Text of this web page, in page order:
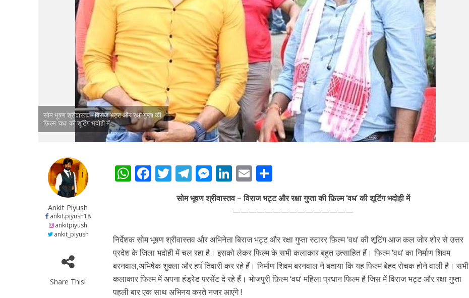
नेहा म्यूजिक वर्ल्ड पर रिलीज हुआ भोजपुरी गीत जिंदगी जियल छोड़ देहब, दर्शकों का मिल रहा भरपूर प्यार
सोम भूषण श्रीवास्तव - विराज भट्ट और रक्षा गुप्ता की
फ़िल्म 'वध' की शूटिंग भदोही में
Ankit Piyush
ankit.piyush18
ankitpiyush
ankit_piyush
Share This!
W
A
p
p
F
o
o
k
T
w
itt
T
e
a
m
M
e
ss
n
g
er
Li
k
dI
n
E
ai
h
ar
सोम भूषण श्रीवास्तव – विराज भट्ट और रक्षा गुप्ता की फ़िल्म ‘वध’ की शूटिंग भदोही में
———————————————
निर्देशक सोम भूषण श्रीवास्तव और अभिनेता बिराज भट्ट और रक्षा गुप्ता स्टारर फ़िल्म ‘वध’ की शूटिंग आज कल जोर शोर से उत्तर
प्रदेश के जिला भदोही में चल रहा है। इसको लेकर फिल्‍म के सभी कलाकार बहुत उत्‍साहित हैं। फिल्‍म ‘वध’ का निर्माण शिवम
बरनवाल,अभिषेक शुक्ला और हष॔ तिवारी कर रहे हैं। निर्माण शिवम बरनवाल ने बताया कि यह फिल्‍म बेहद रोचक होने वाली है। सभी
कलाकार फिल्‍म में अपना हंड्रेड परसेंट दे रहे हैं। भोजपुरी फ़िल्म ‘वध’ महिला प्रधान फिल्म है जिस में विराज भट्ट और रक्षा गुप्ता
पहली बार एक साथ अभिनय करते नजर आएंगे !